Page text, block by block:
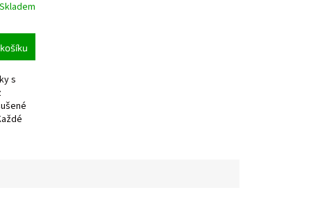
Skladem
s